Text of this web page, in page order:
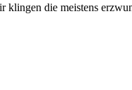
die meistens